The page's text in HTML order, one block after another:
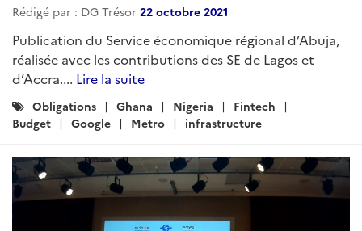
Rédigé par : DG Trésor 22 octobre 2021
Publication du Service économique régional d’Abuja,
réalisée avec les contributions des SE de Lagos et
d’Accra.... Lire la suite
Catégories
:
Obligations Ghana Nigeria
Fintech
Budget
Google Metro infrastructure